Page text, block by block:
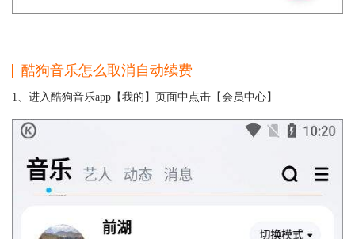
酷狗音乐怎么取消自动续费
1、进入酷狗音乐app【我的】页面中点击【会员中心】